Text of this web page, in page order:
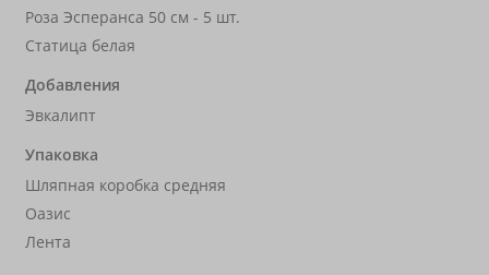
Роза Эсперанса 50 см - 5 шт.
Статица белая
Добавления
Эвкалипт
Упаковка
Шляпная коробка средняя
Оазис
Лента